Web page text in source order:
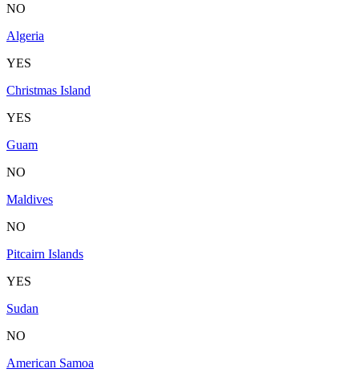
NO
Algeria
YES
Christmas Island
YES
Guam
NO
Maldives
NO
Pitcairn Islands
YES
Sudan
NO
American Samoa